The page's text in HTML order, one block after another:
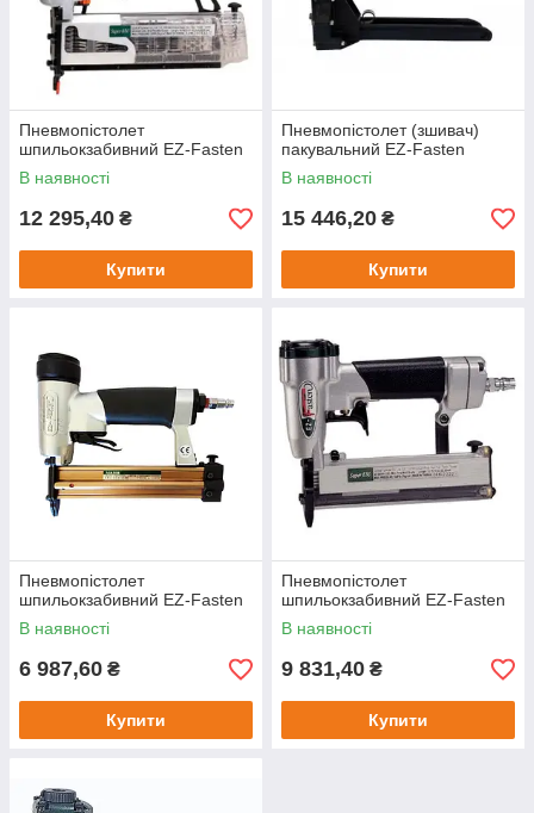
Пневмопістолет
шпильокзабивний EZ-Fasten
В наявності
12 295,40 ₴
Купити
Пневмопістолет (зшивач)
пакувальний EZ-Fasten
В наявності
15 446,20 ₴
Купити
Пневмопістолет
шпильокзабивний EZ-Fasten
В наявності
6 987,60 ₴
Купити
Пневмопістолет
шпильокзабивний EZ-Fasten
В наявності
9 831,40 ₴
Купити